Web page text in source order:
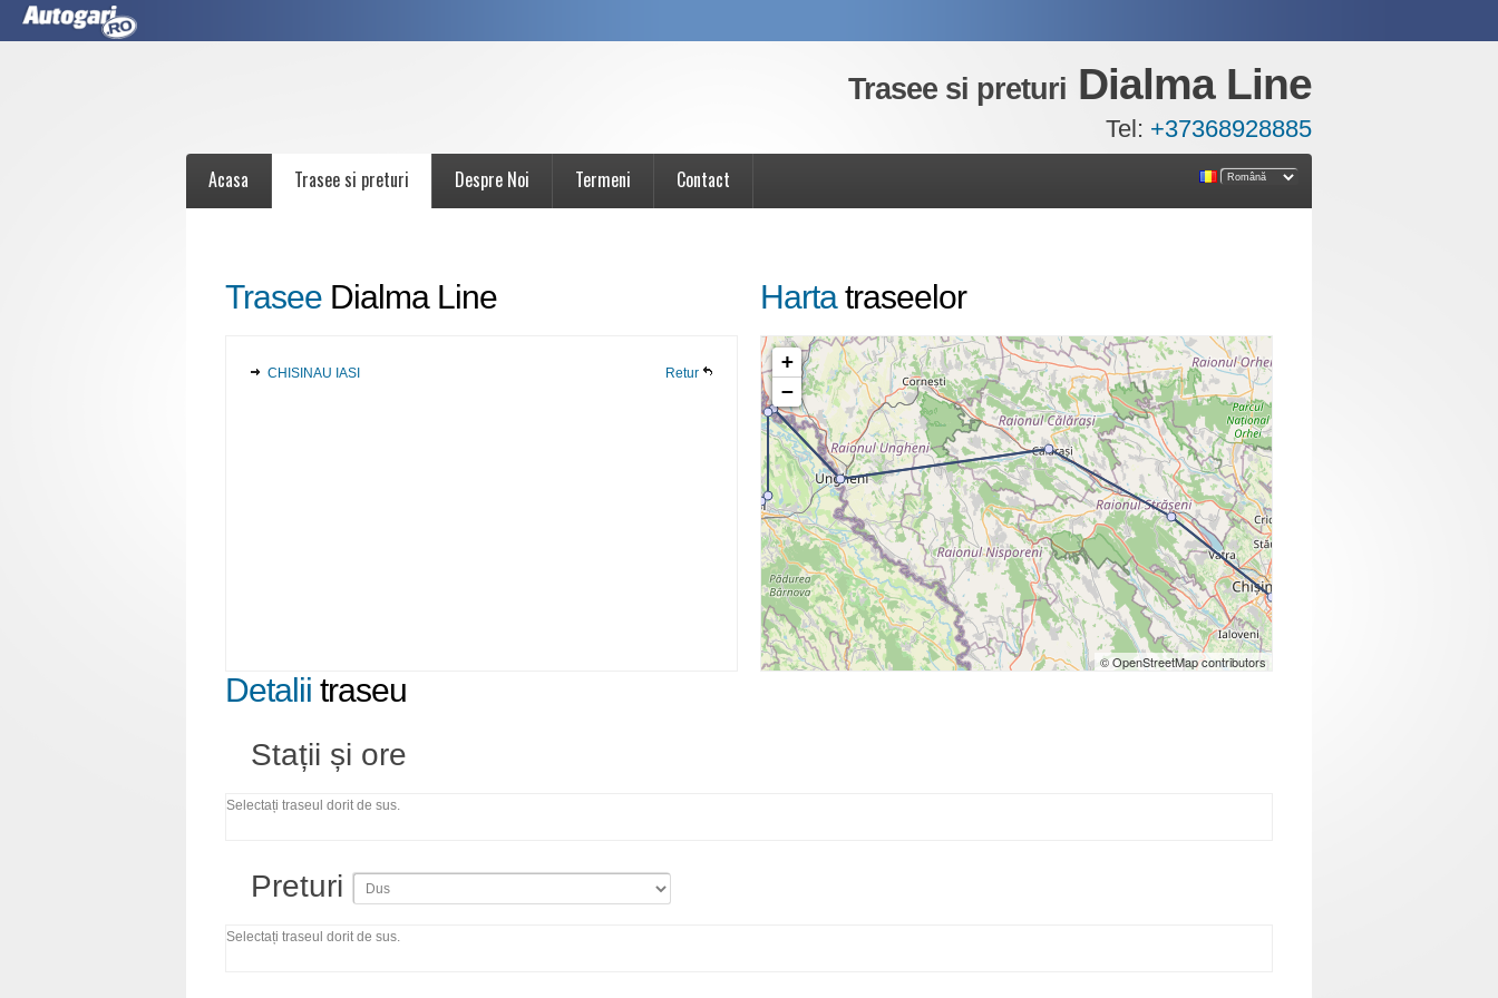
Trasee si preturi Dialma Line
Tel: +37368928885
Acasa Trasee si preturi Despre Noi Termeni Contact
Trasee Dialma Line
CHISINAU IASI Retur
Hartatraseelor
+
−
© OpenStreetMap contributors
Detalii traseu
Stații și ore
Selectați traseul dorit de sus.
Preturi
Selectați traseul dorit de sus.